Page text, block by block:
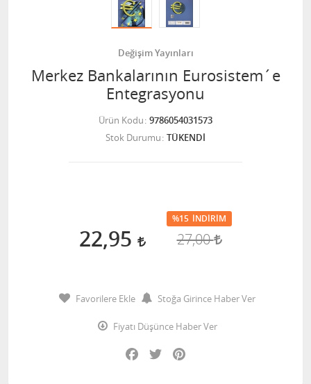
Değişim Yayınları
Merkez Bankalarının Eurosistem´e
Entegrasyonu
Ürün Kodu 9786054031573
Stok Durumu TÜKENDİ
22,95
%15 İNDIRIM
27,00
Favorilere Ekle Stoğa Girince Haber Ver
Fiyatı Düşünce Haber Ver
Facebook
Twitter